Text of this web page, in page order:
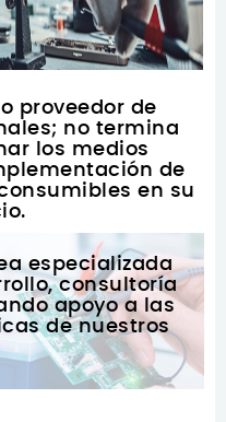
proveedor de
no termina
los medios
de
en su
especializada
consultoría
apoyo a las
de nuestros